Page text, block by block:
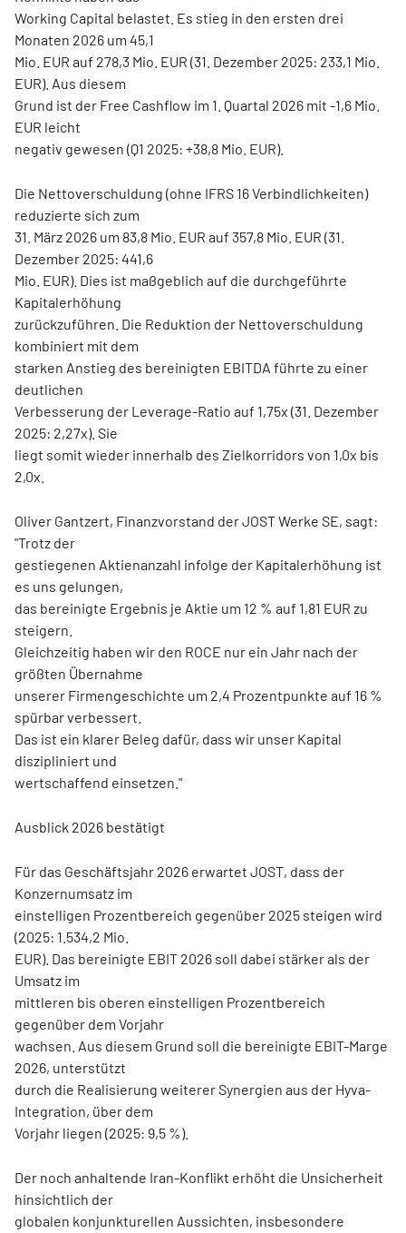
Working Capital belastet. Es stieg in den ersten drei
Monaten 2026 um 45,1
Mio. EUR auf 278,3 Mio. EUR (31. Dezember 2025: 233,1 Mio.
EUR). Aus diesem
Grund ist der Free Cashflow im 1. Quartal 2026 mit -1,6 Mio.
EUR leicht
negativ gewesen (Q1 2025: +38,8 Mio. EUR).
Die Nettoverschuldung (ohne IFRS 16 Verbindlichkeiten)
reduzierte sich zum
31. März 2026 um 83,8 Mio. EUR auf 357,8 Mio. EUR (31.
Dezember 2025: 441,6
Mio. EUR). Dies ist maßgeblich auf die durchgeführte
Kapitalerhöhung
zurückzuführen. Die Reduktion der Nettoverschuldung
kombiniert mit dem
starken Anstieg des bereinigten EBITDA führte zu einer
deutlichen
Verbesserung der Leverage-Ratio auf 1,75x (31. Dezember
2025: 2,27x). Sie
liegt somit wieder innerhalb des Zielkorridors von 1,0x bis
2,0x.
Oliver Gantzert, Finanzvorstand der JOST Werke SE, sagt:
"Trotz der
gestiegenen Aktienanzahl infolge der Kapitalerhöhung ist
es uns gelungen,
das bereinigte Ergebnis je Aktie um 12 % auf 1,81 EUR zu
steigern.
Gleichzeitig haben wir den ROCE nur ein Jahr nach der
größten Übernahme
unserer Firmengeschichte um 2,4 Prozentpunkte auf 16 %
spürbar verbessert.
Das ist ein klarer Beleg dafür, dass wir unser Kapital
diszipliniert und
wertschaffend einsetzen."
Ausblick 2026 bestätigt
Für das Geschäftsjahr 2026 erwartet JOST, dass der
Konzernumsatz im
einstelligen Prozentbereich gegenüber 2025 steigen wird
(2025: 1.534,2 Mio.
EUR). Das bereinigte EBIT 2026 soll dabei stärker als der
Umsatz im
mittleren bis oberen einstelligen Prozentbereich
gegenüber dem Vorjahr
wachsen. Aus diesem Grund soll die bereinigte EBIT-Marge
2026, unterstützt
durch die Realisierung weiterer Synergien aus der Hyva-
Integration, über dem
Vorjahr liegen (2025: 9,5 %).
Der noch anhaltende Iran-Konflikt erhöht die Unsicherheit
hinsichtlich der
globalen konjunkturellen Aussichten, insbesondere